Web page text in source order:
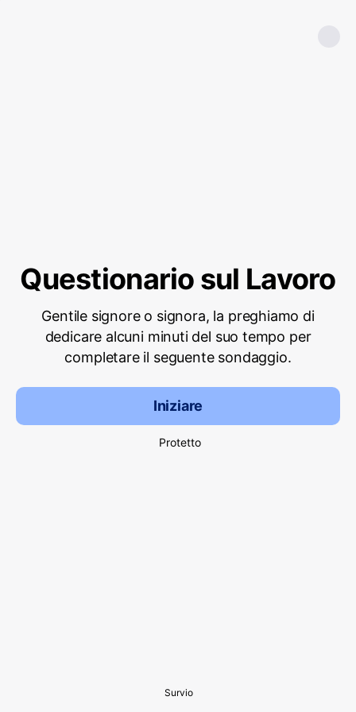
Questionario sul Lavoro
Gentile signore o signora, la preghiamo di
dedicare alcuni minuti del suo tempo per
completare il seguente sondaggio.
Iniziare
Protetto
Survio